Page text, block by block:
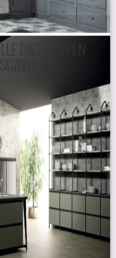
DIESEL OPEN